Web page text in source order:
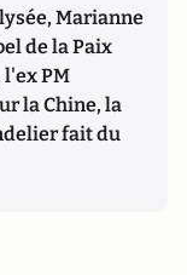
Marianne
de la Paix
l'ex PM
la Chine, la
fait du